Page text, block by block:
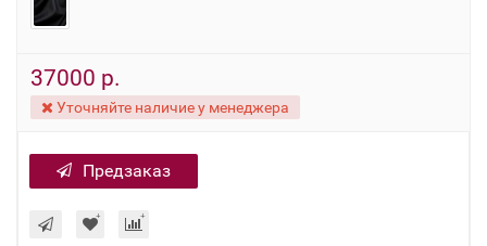
37000 р.
Уточняйте наличие у менеджера
Предзаказ